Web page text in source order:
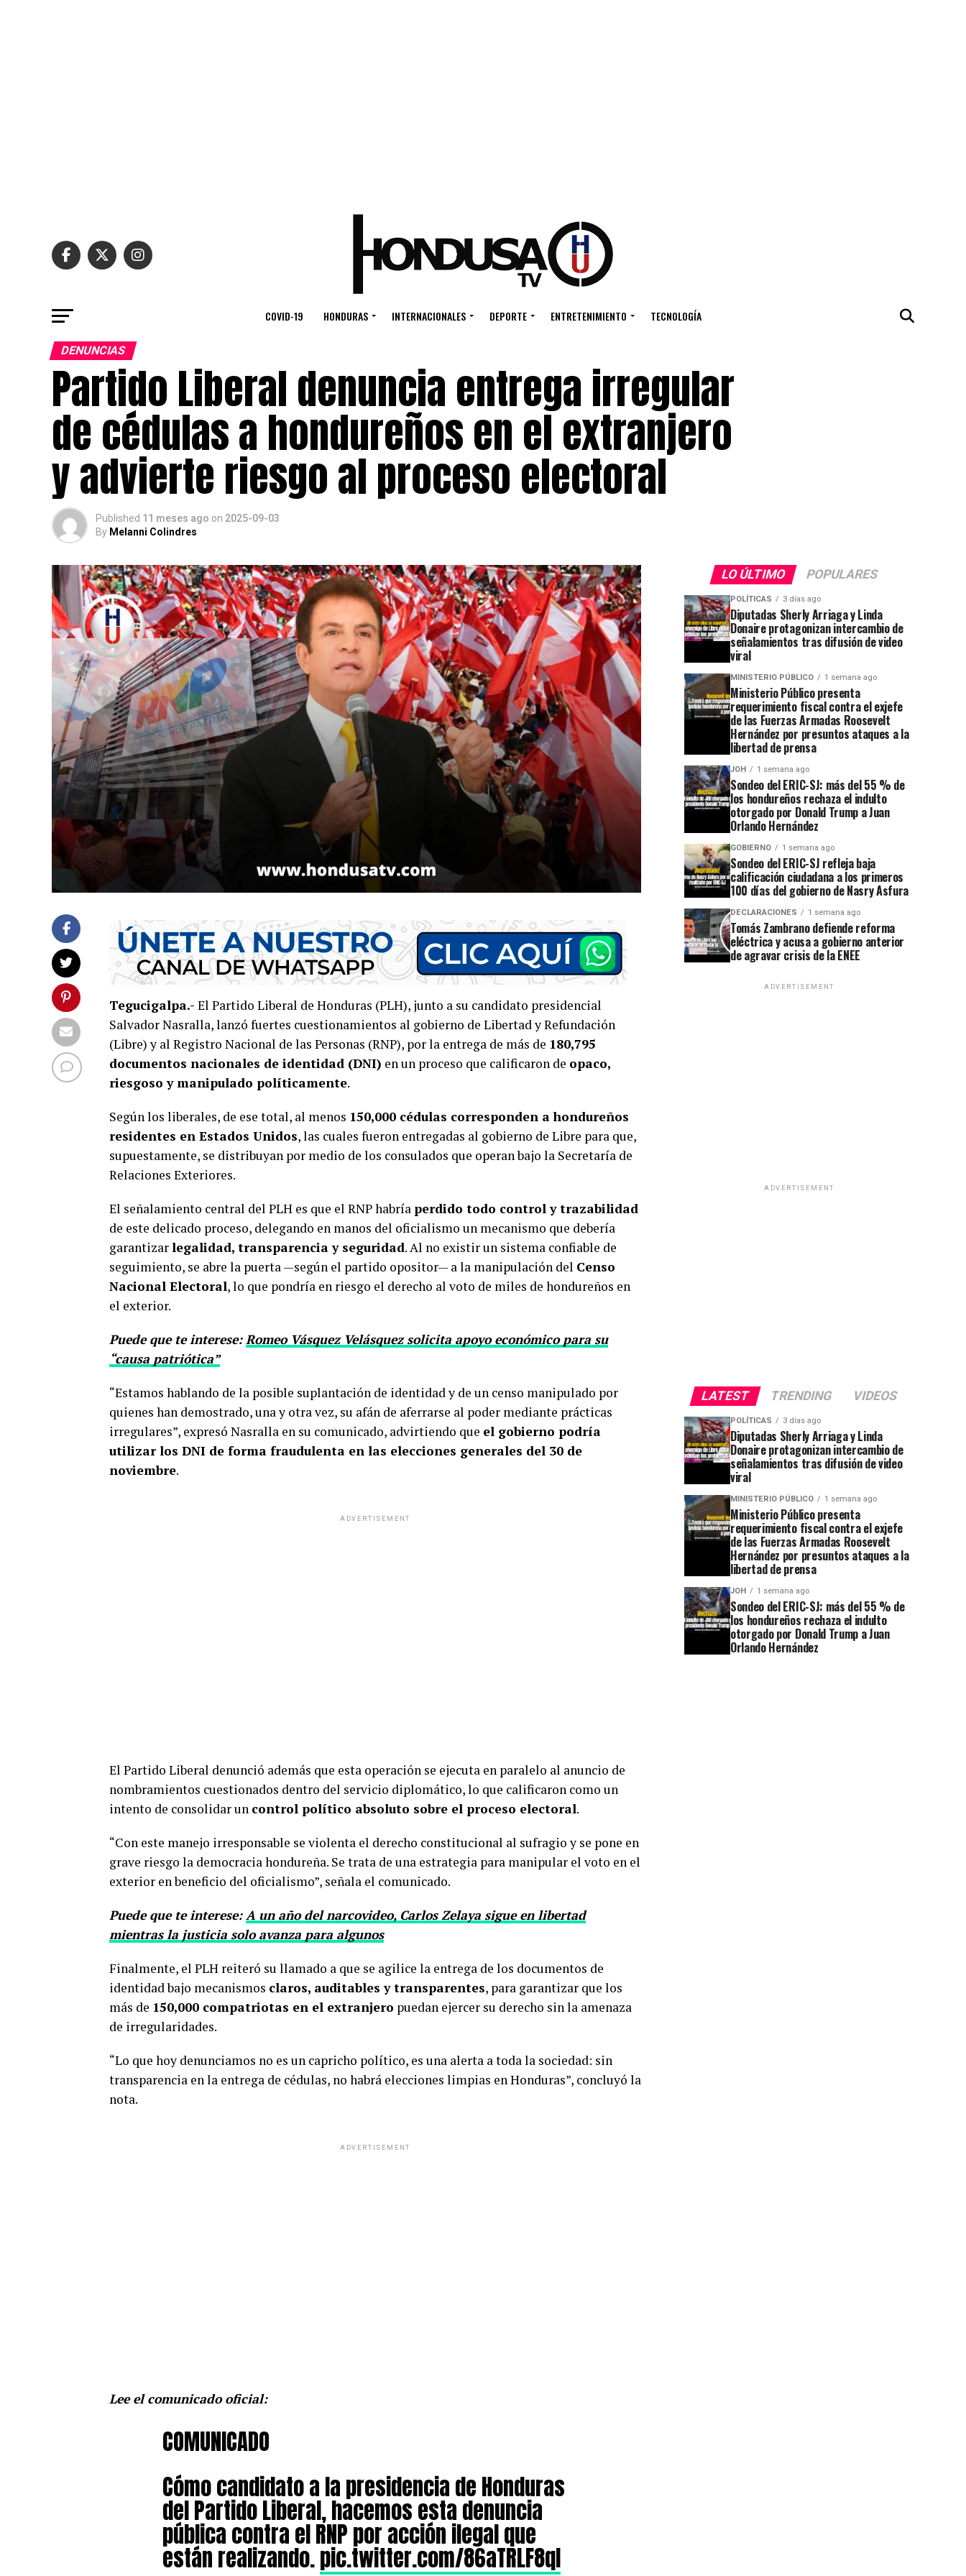
COVID-19 HONDURAS INTERNACIONALES DEPORTE ENTRETENIMIENTO TECNOLOGÍA
DENUNCIAS
Partido Liberal denuncia entrega irregular
de cédulas a hondureños en el extranjero
y advierte riesgo al proceso electoral
Published 11 meses ago on 2025-09-03
By Melanni Colindres
Tegucigalpa.- El Partido Liberal de Honduras (PLH), junto a su candidato presidencial
Salvador Nasralla, lanzó fuertes cuestionamientos al gobierno de Libertad y Refundación
(Libre) y al Registro Nacional de las Personas (RNP), por la entrega de más de 180,795
documentos nacionales de identidad (DNI) en un proceso que calificaron de opaco,
riesgoso y manipulado políticamente.
Según los liberales, de ese total, al menos 150,000 cédulas corresponden a hondureños
residentes en Estados Unidos, las cuales fueron entregadas al gobierno de Libre para que,
supuestamente, se distribuyan por medio de los consulados que operan bajo la Secretaría de
Relaciones Exteriores.
El señalamiento central del PLH es que el RNP habría perdido todo control y trazabilidad
de este delicado proceso, delegando en manos del oficialismo un mecanismo que debería
garantizarlegalidad, transparencia y seguridad. Al no existir un sistema confiable de
seguimiento, se abre la puerta —según el partido opositor— a la manipulación del Censo
Nacional Electoral, lo que pondría en riesgo el derecho al voto de miles de hondureños en
el exterior.
Puede que te interese:Romeo Vásquez Velásquez solicita apoyo económico para su
“causa patriótica”
“Estamos hablando de la posible suplantación de identidad y de un censo manipulado por
quienes han demostrado, una y otra vez, su afán de aferrarse al poder mediante prácticas
irregulares”, expresó Nasralla en su comunicado, advirtiendo que el gobierno podría
utilizar los DNI de forma fraudulenta en las elecciones generales del 30 de
noviembre.
ADVERTISEMENT
El Partido Liberal denunció además que esta operación se ejecuta en paralelo al anuncio de
nombramientos cuestionados dentro del servicio diplomático, lo que calificaron como un
intento de consolidar un control político absoluto sobre el proceso electoral.
“Con este manejo irresponsable se violenta el derecho constitucional al sufragio y se pone en
grave riesgo la democracia hondureña. Se trata de una estrategia para manipular el voto en el
exterior en beneficio del oficialismo”, señala el comunicado.
Puede que te interese:A un año del narcovideo, Carlos Zelaya sigue en libertad
mientras la justicia solo avanza para algunos
Finalmente, el PLH reiteró su llamado a que se agilice la entrega de los documentos de
identidad bajo mecanismos claros, auditables y transparentes, para garantizar que los
más de 150,000 compatriotas en el extranjero puedan ejercer su derecho sin la amenaza
de irregularidades.
“Lo que hoy denunciamos no es un capricho político, es una alerta a toda la sociedad: sin
transparencia en la entrega de cédulas, no habrá elecciones limpias en Honduras”, concluyó la
nota.
ADVERTISEMENT
Lee el comunicado oficial:
COMUNICADO
Cómo candidato a la presidencia de Honduras
del Partido Liberal, hacemos esta denuncia
pública contra el RNP por acción ilegal que
están realizando.pic.twitter.com/86aTRLF8ql
LO ÚLTIMO POPULARES
POLÍTICAS 3 días ago
Diputadas Sherly Arriaga y Linda
Donaire protagonizan intercambio de
señalamientos tras difusión de video
viral
MINISTERIO PÚBLICO 1 semana ago
Ministerio Público presenta
requerimiento fiscal contra el exjefe
de las Fuerzas Armadas Roosevelt
Hernández por presuntos ataques a la
libertad de prensa
JOH 1 semana ago
Sondeo del ERIC-SJ: más del 55 % de
los hondureños rechaza el indulto
otorgado por Donald Trump a Juan
Orlando Hernández
GOBIERNO 1 semana ago
Sondeo del ERIC-SJ refleja baja
calificación ciudadana a los primeros
100 días del gobierno de Nasry Asfura
DECLARACIONES 1 semana ago
Tomás Zambrano defiende reforma
eléctrica y acusa a gobierno anterior
de agravar crisis de la ENEE
ADVERTISEMENT
ADVERTISEMENT
LATEST TRENDING VIDEOS
POLÍTICAS 3 días ago
Diputadas Sherly Arriaga y Linda
Donaire protagonizan intercambio de
señalamientos tras difusión de video
viral
MINISTERIO PÚBLICO 1 semana ago
Ministerio Público presenta
requerimiento fiscal contra el exjefe
de las Fuerzas Armadas Roosevelt
Hernández por presuntos ataques a la
libertad de prensa
JOH 1 semana ago
Sondeo del ERIC-SJ: más del 55 % de
los hondureños rechaza el indulto
otorgado por Donald Trump a Juan
Orlando Hernández